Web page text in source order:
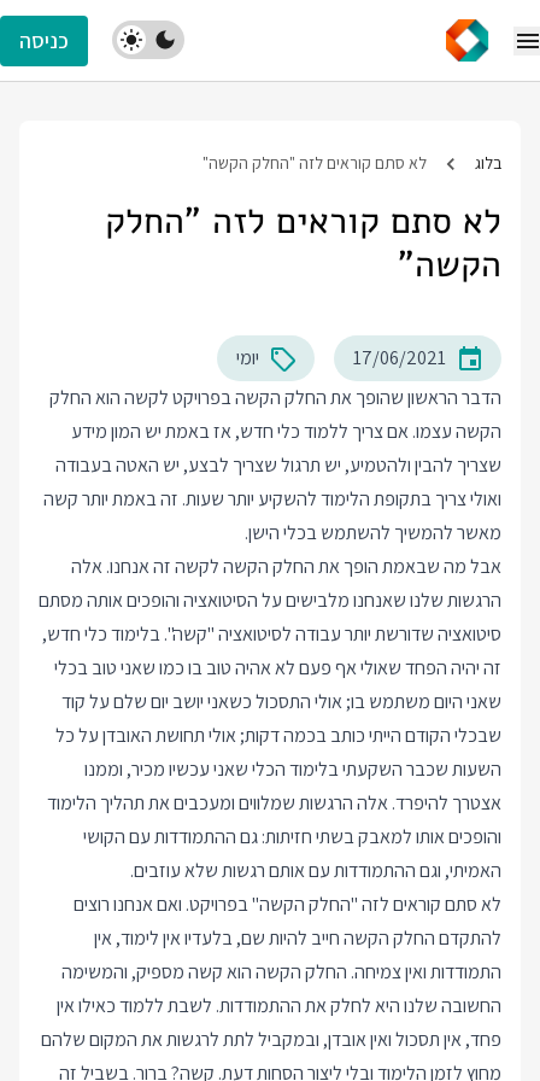
כניסה
בלוג לא סתם קוראים לזה "החלק הקשה"
לא סתם קוראים לזה "החלק
הקשה"
17/06/2021
יומי
הדבר הראשון שהופך את החלק הקשה בפרויקט לקשה הוא החלק
הקשה עצמו. אם צריך ללמוד כלי חדש, אז באמת יש המון מידע
שצריך להבין ולהטמיע, יש תרגול שצריך לבצע, יש האטה בעבודה
ואולי צריך בתקופת הלימוד להשקיע יותר שעות. זה באמת יותר קשה
מאשר להמשיך להשתמש בכלי הישן.
אבל מה שבאמת הופך את החלק הקשה לקשה זה אנחנו. אלה
הרגשות שלנו שאנחנו מלבישים על הסיטואציה והופכים אותה מסתם
סיטואציה שדורשת יותר עבודה לסיטואציה "קשה". בלימוד כלי חדש,
זה יהיה הפחד שאולי אף פעם לא אהיה טוב בו כמו שאני טוב בכלי
שאני היום משתמש בו; אולי התסכול כשאני יושב יום שלם על קוד
שבכלי הקודם הייתי כותב בכמה דקות; אולי תחושת האובדן על כל
השעות שכבר השקעתי בלימוד הכלי שאני עכשיו מכיר, וממנו
אצטרך להיפרד. אלה הרגשות שמלווים ומעכבים את תהליך הלימוד
והופכים אותו למאבק בשתי חזיתות: גם ההתמודדות עם הקושי
האמיתי, וגם ההתמודדות עם אותם רגשות שלא עוזבים.
לא סתם קוראים לזה "החלק הקשה" בפרויקט. ואם אנחנו רוצים
להתקדם החלק הקשה חייב להיות שם, בלעדיו אין לימוד, אין
התמודדות ואין צמיחה. החלק הקשה הוא קשה מספיק, והמשימה
החשובה שלנו היא לחלק את ההתמודדות. לשבת ללמוד כאילו אין
פחד, אין תסכול ואין אובדן, ובמקביל לתת לרגשות את המקום שלהם
מחוץ לזמן הלימוד ובלי ליצור הסחות דעת. קשה? ברור. בשביל זה